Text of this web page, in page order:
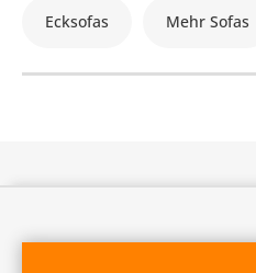
Ecksofas Mehr Sofas